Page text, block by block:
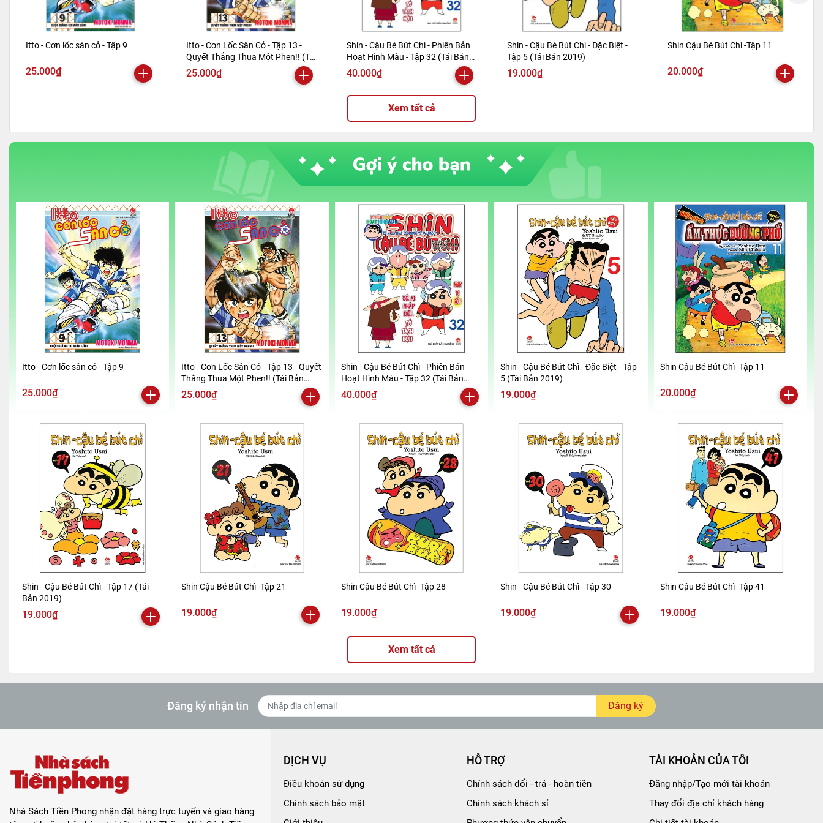
Itto - Cơn lốc sân cỏ - Tập 9
25.000₫
Itto - Cơn Lốc Sân Cỏ - Tập 13 -
Quyết Thắng Thua Một Phen!! (Tái
Bản 2024)
25.000₫
Shin - Cậu Bé Bút Chì - Phiên Bản
Hoạt Hình Màu - Tập 32 (Tái Bản
2019)
40.000₫
Shin - Cậu Bé Bút Chì - Đặc Biệt -
Tập 5 (Tái Bản 2019)
19.000₫
Shin Cậu Bé Bút Chì -Tập 11
20.000₫
Xem tất cả
Itto - Cơn lốc sân cỏ - Tập 9
25.000₫
Itto - Cơn Lốc Sân Cỏ - Tập 13 - Quyết
Thắng Thua Một Phen!! (Tái Bản
2024)
25.000₫
Shin - Cậu Bé Bút Chì - Phiên Bản
Hoạt Hình Màu - Tập 32 (Tái Bản
2019)
40.000₫
Shin - Cậu Bé Bút Chì - Đặc Biệt - Tập
5 (Tái Bản 2019)
19.000₫
Shin Cậu Bé Bút Chì -Tập 11
20.000₫
Shin - Cậu Bé Bút Chì - Tập 17 (Tái
Bản 2019)
19.000₫
Shin Cậu Bé Bút Chì -Tập 21
19.000₫
Shin Cậu Bé Bút Chì -Tập 28
19.000₫
Shin - Cậu Bé Bút Chì - Tập 30
19.000₫
Shin Cậu Bé Bút Chì -Tập 41
19.000₫
Xem tất cả
Đăng ký nhận tin Đăng ký
Nhà Sách Tiền Phong nhận đặt hàng trực tuyến và giao hàng
DỊCH VỤ
Điều khoản sử dụng
Chính sách bảo mật
HỖ TRỢ
Chính sách đổi - trả - hoàn tiền
Chính sách khách sỉ
TÀI KHOẢN CỦA TÔI
Đăng nhập/Tạo mới tài khoản
Thay đổi địa chỉ khách hàng